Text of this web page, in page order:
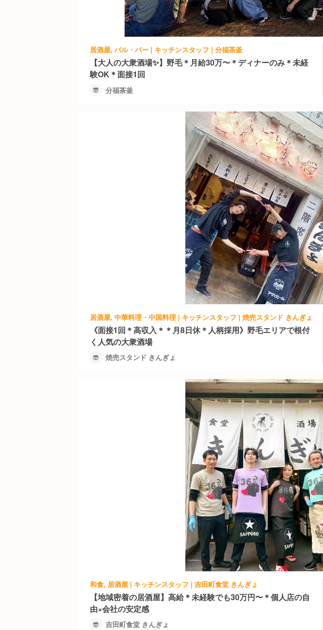
居酒屋, バル・バー | キッチンスタッフ | 分福茶釜
【大人の大衆酒場✨】野毛＊月給30万〜＊ディナーのみ＊未経
験OK＊面接1回
分福茶釜
居酒屋, 中華料理・中国料理 | キッチンスタッフ | 焼売スタンド きんぎょ
《面接1回＊高収入＊＊月8日休＊人柄採用》野毛エリアで根付
く人気の大衆酒場
焼売スタンド きんぎょ
和食, 居酒屋 | キッチンスタッフ | 吉田町食堂 きんぎょ
【地域密着の居酒屋】高給＊未経験でも30万円〜＊個人店の自
由×会社の安定感
吉田町食堂 きんぎょ